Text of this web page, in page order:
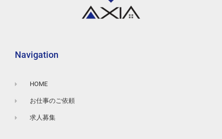
Navigation
HOME
お仕事のご依頼
求人募集